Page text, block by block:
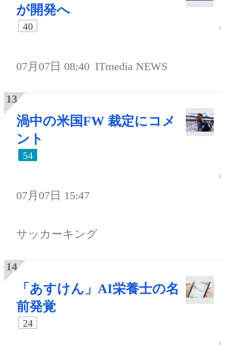
が開発へ
40
07月07日 08:40 ITmedia NEWS
渦中の米国FW 裁定にコメ
ント
54
07月07日 15:47
サッカーキング
「あすけん」AI栄養士の名
前発覚
24